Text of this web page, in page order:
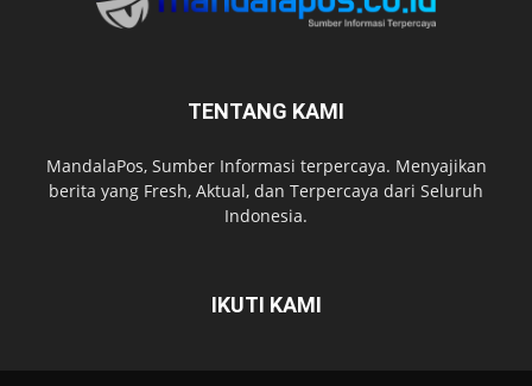
TENTANG KAMI
MandalaPos, Sumber Informasi terpercaya. Menyajikan
berita yang Fresh, Aktual, dan Terpercaya dari Seluruh
Indonesia.
IKUTI KAMI